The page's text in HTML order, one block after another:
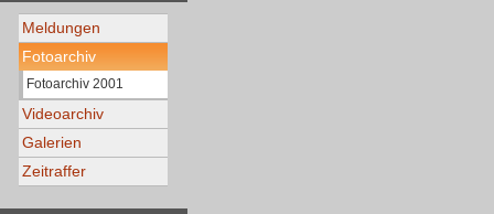
Meldungen
Fotoarchiv
Fotoarchiv 2001
Videoarchiv
Galerien
Zeitraffer